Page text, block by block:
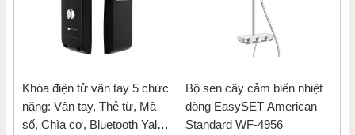
Khóa điện tử vân tay 5 chức
năng: Vân tay, Thẻ từ, Mã
số, Chìa cơ, Bluetooth Yale
Bộ sen cây cảm biến nhiệt
dòng EasySET American
Standard WF-4956